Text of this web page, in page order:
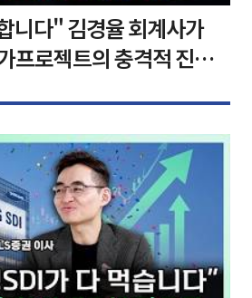
니다" 김경율 회계사가
프로젝트의 충격적 진실